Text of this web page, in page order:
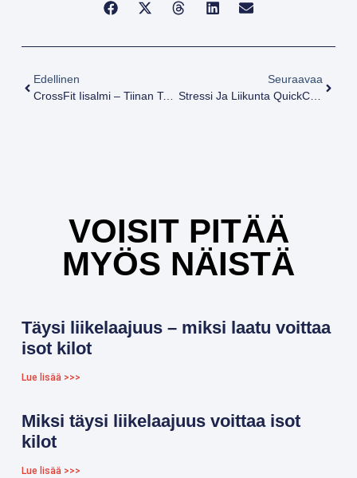
Edellinen
CrossFit Iisalmi – Tiinan Tarina Treenaamisen Aloittamisesta
Seuraavaa
Stressi Ja Liikunta QuickCast: Milloin Treenata Kovaa Ja Milloin Kevyesti?
VOISIT PITÄÄ
MYÖS NÄISTÄ
Täysi liikelaajuus – miksi laatu voittaa
isot kilot
Lue lisää >>>
Miksi täysi liikelaajuus voittaa isot
kilot
Lue lisää >>>